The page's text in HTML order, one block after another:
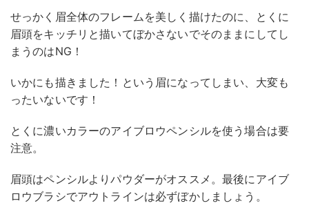
せっかく眉全体のフレームを美しく描けたのに、とくに
眉頭をキッチリと描いてぼかさないでそのままにしてし
まうのはNG！
いかにも描きました！という眉になってしまい、大変も
ったいないです！
とくに濃いカラーのアイブロウペンシルを使う場合は要
注意。
眉頭はペンシルよりパウダーがオススメ。最後にアイブ
ロウブラシでアウトラインは必ずぼかしましょう。